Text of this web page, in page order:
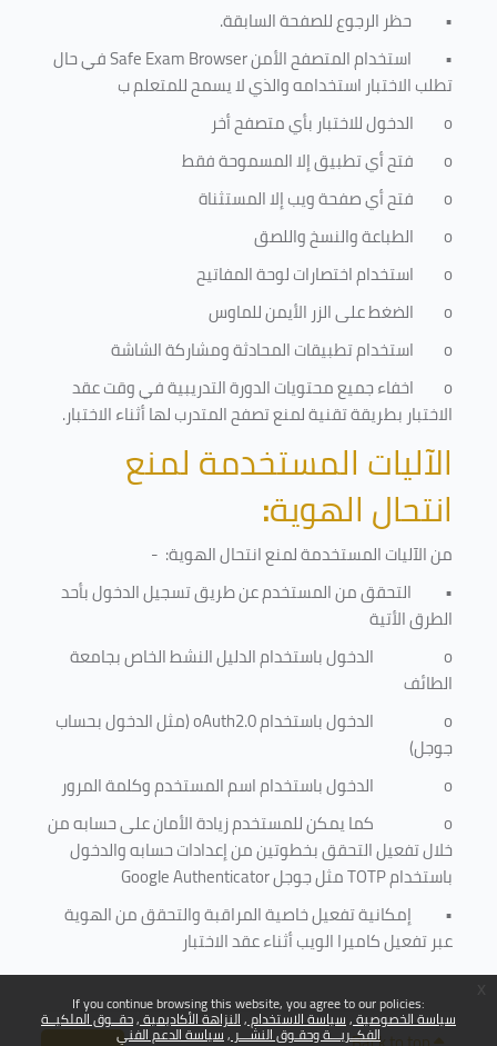
If you continue browsing this website, you agree to our policies:
سياسة الخصوصية سياسة الاستخدام النزاهة الأكاديمية حقــوق الملكيــة
الفكــريـــة وحقـوق النشـــر سياسة الدعم الفني
• حظر الرجوع للصفحة السابقة.
• استخدام المتصفح الأمنSafe Exam Browserفي حال
تطلب الاختبار استخدامه والذي لا يسمح للمتعلم ب
o
الدخول للاختبار بأي متصفح أخر
o
فتح أي تطبيق إلا المسموحة فقط
o
فتح أي صفحة ويب إلا المستثناة
o
الطباعة والنسخ واللصق
o
استخدام اختصارات لوحة المفاتيح
o
الضغط على الزر الأيمن للماوس
o
استخدام تطبيقات المحادثة ومشاركة الشاشة
o
اخفاء جميع محتويات الدورة التدريبية في وقت عقد
الاختبار بطريقة تقنية لمنع تصفح المتدرب لها أثناء الاختبار.
الآليات المستخدمة لمنع
انتحال الهوية:
من الآليات المستخدمة لمنعانتحال الهوية: -
• التحقق من المستخدم عن طريق تسجيل الدخول بأحد
الطرق الأتية
o
الدخول باستخدام الدليل النشط الخاص بجامعة
الطائف
o
الدخول باستخدامoAuth2.0(مثل الدخول بحساب
جوجل)
o
الدخول باستخدام اسم المستخدم وكلمة المرور
o
كما يمكن للمستخدم زيادة الأمان على حسابه من
خلال تفعيل التحقق بخطوتين من إعدادات حسابه والدخول
باستخدامTOTPمثل جوجلGoogle Authenticator
• إمكانية تفعيل خاصية المراقبة والتحقق من الهوية
عبر تفعيل كاميرا الويب أثناء عقد الاختبار